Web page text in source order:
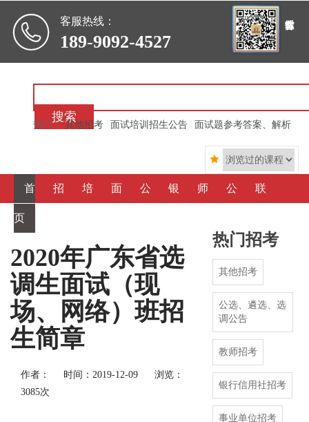
 客服热线：
189-9092-4527
搜索
热门：其他招考 面试培训招生公告 面试题参考答案、解析

首
页
招
息
培
息
面
得
公
遴
选
银
用
师 公
介
联
们
2020年广东省选
调生面试（现
场、网络）班招
生简章
作者： 时间：2019-12-09
浏览：
3085次
热门招考
其他招考
公选、遴选、选
调公告
教师招考
银行信用社招考
事业单位招考